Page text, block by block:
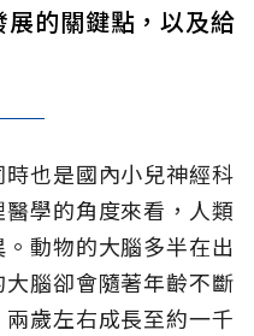
的關鍵點，以及給
也是國內小兒神經科
學的角度來看，人類
動物的大腦多半在出
腦卻會隨著年齡不斷
歲左右成長至約一千